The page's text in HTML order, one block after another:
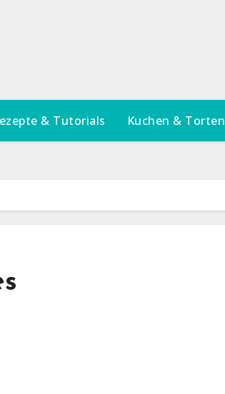
& Tutorials Kuchen &